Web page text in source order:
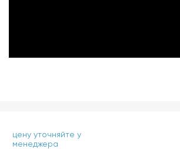
цену уточняйте у
менеджера